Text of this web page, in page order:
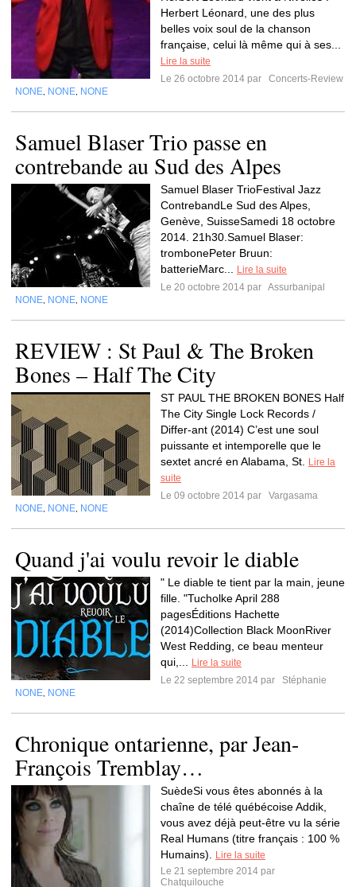
Herbert Léonard, une des plus
belles voix soul de la chanson
française, celui là même qui à ses...
Lire la suite
Le 26 octobre 2014 par
Concerts-Review
NONE NONE NONE
Samuel Blaser Trio passe en
contrebande au Sud des Alpes
Samuel Blaser TrioFestival Jazz
ContrebandLe Sud des Alpes,
Genève, SuisseSamedi 18 octobre
2014. 21h30.Samuel Blaser:
trombonePeter Bruun:
batterieMarc...
Lire la suite
Le 20 octobre 2014 par Assurbanipal
NONE NONE NONE
REVIEW : St Paul & The Broken
Bones – Half The City
ST PAUL THE BROKEN BONES Half
The City Single Lock Records /
Differ-ant (2014) C’est une soul
puissante et intemporelle que le
sextet ancré en Alabama, St.
Lire la
suite
Le 09 octobre 2014 par
Vargasama
NONE NONE NONE
Quand j'ai voulu revoir le diable
" Le diable te tient par la main, jeune
fille. "Tucholke April 288
pagesÉditions Hachette
(2014)Collection Black MoonRiver
West Redding, ce beau menteur
qui,...
Lire la suite
Le 22 septembre 2014 par
Stéphanie
NONE NONE
Chronique ontarienne, par Jean-
François Tremblay…
SuèdeSi vous êtes abonnés à la
chaîne de télé québécoise Addik,
vous avez déjà peut-être vu la série
Real Humans (titre français : 100 %
Humains).
Lire la suite
Le 21 septembre 2014 par
Chatquilouche